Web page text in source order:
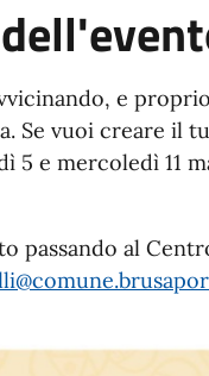
e
Se vuoi creare il
5 e mercoledì 11
passando al